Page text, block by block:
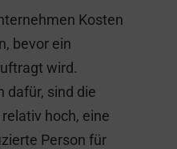
Kosten
bevor ein
wird.
dafür, sind die
hoch, eine
Person für